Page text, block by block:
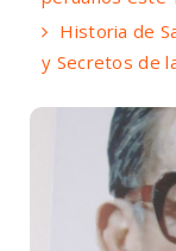
Historia de
y Secretos de